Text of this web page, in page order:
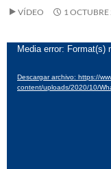
VÍDEO 1
Reproductor
vídeo
Media error: Format(s)
Descargar archivo: https://
content/uploads/2020/10/